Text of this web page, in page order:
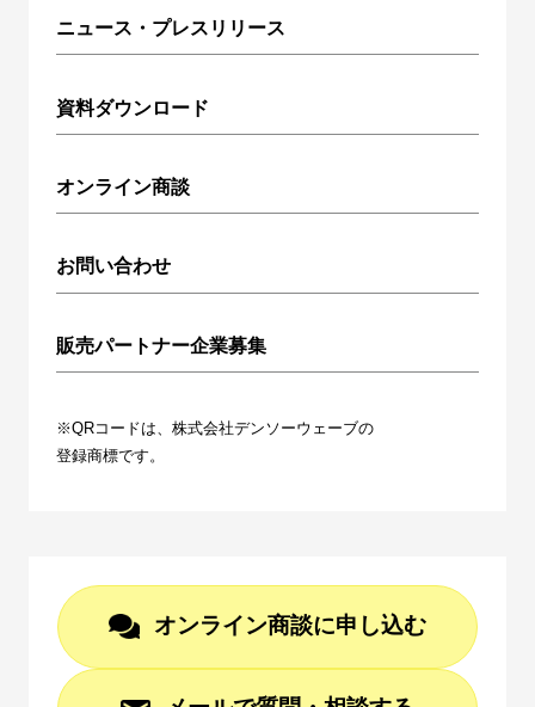
ニュース・プレスリリース
資料ダウンロード
オンライン商談
お問い合わせ
販売パートナー企業募集
※QRコードは、株式会社デンソーウェーブの
登録商標です。
オンライン商談に申し込む